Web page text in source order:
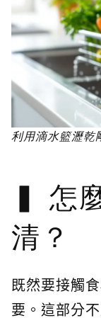
利用滴水籃瀝乾
怎
清？
既然要接觸
要。這部分